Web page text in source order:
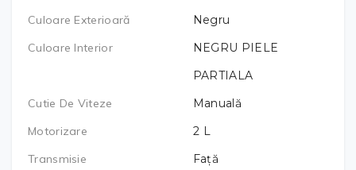
Culoare Exterioară
Negru
Culoare Interior
NEGRU PIELE
PARTIALA
Cutie De Viteze
Manuală
Motorizare
2 L
Transmisie
Față